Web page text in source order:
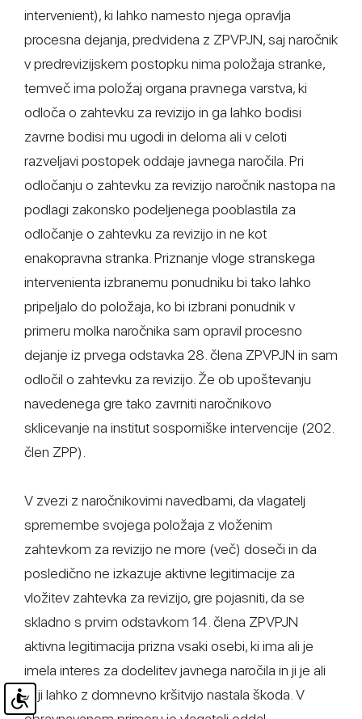
intervenient), ki lahko namesto njega opravlja
procesna dejanja, predvidena z ZPVPJN, saj naročnik
v predrevizijskem postopku nima položaja stranke,
temveč ima položaj organa pravnega varstva, ki
odloča o zahtevku za revizijo in ga lahko bodisi
zavrne bodisi mu ugodi in deloma ali v celoti
razveljavi postopek oddaje javnega naročila. Pri
odločanju o zahtevku za revizijo naročnik nastopa na
podlagi zakonsko podeljenega pooblastila za
odločanje o zahtevku za revizijo in ne kot
enakopravna stranka. Priznanje vloge stranskega
intervenienta izbranemu ponudniku bi tako lahko
pripeljalo do položaja, ko bi izbrani ponudnik v
primeru molka naročnika sam opravil procesno
dejanje iz prvega odstavka 28. člena ZPVPJN in sam
odločil o zahtevku za revizijo. Že ob upoštevanju
navedenega gre tako zavrniti naročnikovo
sklicevanje na institut sosporniške intervencije (202.
člen ZPP).
V zvezi z naročnikovimi navedbami, da vlagatelj
spremembe svojega položaja z vloženim
zahtevkom za revizijo ne more (več) doseči in da
posledično ne izkazuje aktivne legitimacije za
vložitev zahtevka za revizijo, gre pojasniti, da se
skladno s prvim odstavkom 14. člena ZPVPJN
aktivna legitimacija prizna vsaki osebi, ki ima ali je
imela interes za dodelitev javnega naročila in ji je ali
bi ji lahko z domnevno kršitvijo nastala škoda. V